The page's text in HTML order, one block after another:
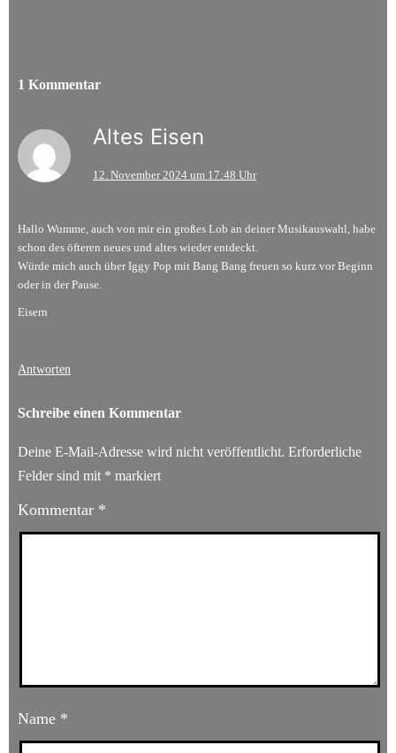
1 Kommentar
Altes Eisen
12. November 2024 um 17:48 Uhr
Hallo Wumme, auch von mir ein großes Lob an deiner Musikauswahl, habe
schon des öfteren neues und altes wieder entdeckt.
Würde mich auch über Iggy Pop mit Bang Bang freuen so kurz vor Beginn
oder in der Pause.
Eisern
Antworten
Schreibe einen Kommentar
Deine E-Mail-Adresse wird nicht veröffentlicht. Erforderliche
Felder sind mit * markiert
Kommentar *
Name *